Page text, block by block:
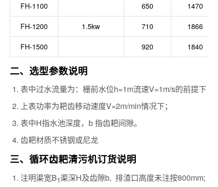
FH-1100 650 1470
FH-1200 1.5kw 710 1866
FH-1500 920 1840
二、选型参数说明
表中过水流量为：栅前水位h=1m流速V=1m/s的前提下
上表功率为耙齿移动速度V=2m/min情况下；
表中H指水池深度，b 指齿耙间隙。
齿耙材质不锈钢或尼龙
三、循环齿耙清污机订货说明
注明渠宽B1渠深H及齿隙b, 排渣口高度未注按800mm;